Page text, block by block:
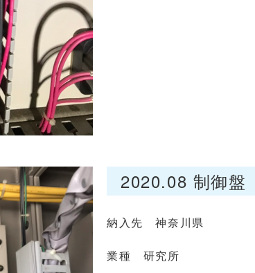
2020.08 制御
納入先 神奈川県
業種 研究所